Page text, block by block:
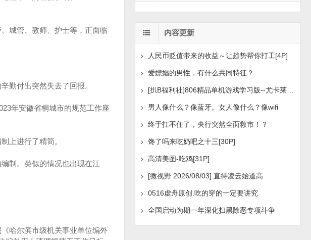
城管、教师、护士等，正面临
勤付出突然失去了回报。
年安徽省桐城市的规范工作座
上进行了精简。
制。类似的情况也出现在江
哈尔滨市级机关事业单位编外
内容更新
人民币贬值带来的收益～让趋势帮你打工[4P]
爱嫖娼的男性，有什么共同特征？
[扒B福利社]806精品单机游戏学习版--尤卡莱莉：回归、异
男人像什么？像蓝牙。女人像什么？像wifi
终于扛不住了，央行突然全面救市！？
馋了吗来吃奶吧之十三[30P]
高清美图-吃鸡[31P]
[微视野 2026/08/03] 直待凌云始道高
0516虚舟原创.吃的穿的一定要讲究
全国启动为期一年深化扫黑除恶专项斗争